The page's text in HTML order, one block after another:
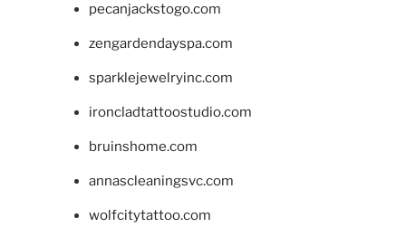
pecanjackstogo.com
zengardendayspa.com
sparklejewelryinc.com
ironcladtattoostudio.com
bruinshome.com
annascleaningsvc.com
wolfcitytattoo.com